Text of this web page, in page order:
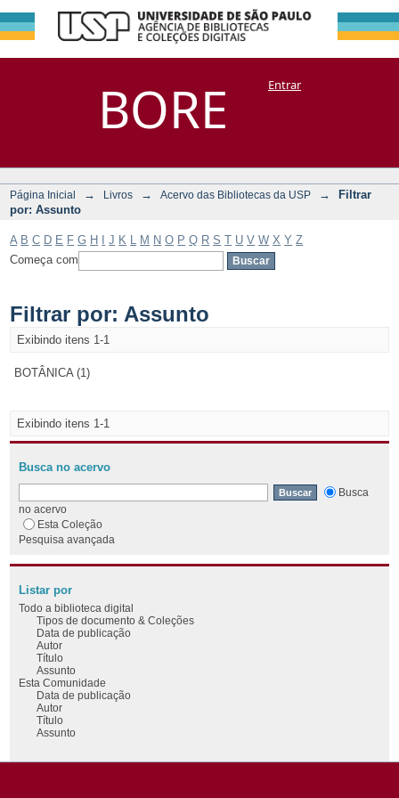
BORE
Filtrar por:
Assunto
DSpace/Manakin + CoriscoEntrar
Página Inicial → Livros → Acervo das Bibliotecas da USP →
Filtrar
por: Assunto
A B C D E F G H J K M N O P Q R S T U V W X Y Z
Começa com
Filtrar por: Assunto
Exibindo itens 1-1
BOTÂNICA (1)
Exibindo itens 1-1
Busca no acervo
Busca
no acervo
Esta Coleção
Pesquisa avançada
Listar por
Todo a biblioteca digital
Tipos de documento & Coleções
Data de publicação
Autor
Título
Assunto
Esta Comunidade
Data de publicação
Autor
Título
Assunto